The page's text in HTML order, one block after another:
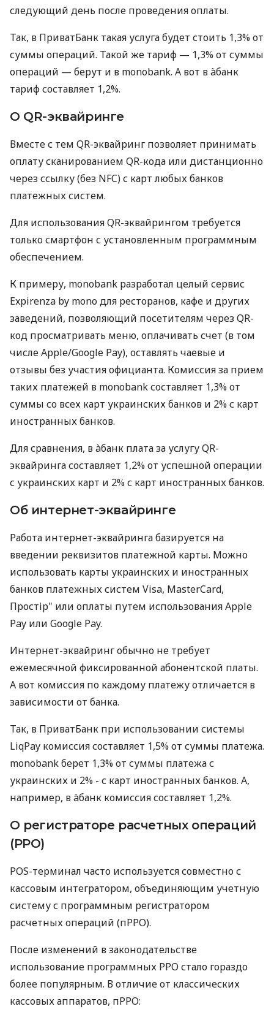
следующий день после проведения оплаты.
Так, в ПриватБанк такая услуга будет стоить 1,3% от
суммы операций. Такой же тариф — 1,3% от суммы
операций — берут и в monobank. А вот в àбанк
тариф составляет 1,2%.
О QR-эквайринге
Вместе с тем QR-эквайринг позволяет принимать
оплату сканированием QR-кода или дистанционно
через ссылку (без NFC) с карт любых банков
платежных систем.
Для использования QR-эквайрингом требуется
только смартфон с установленным программным
обеспечением.
К примеру, monobank разработал целый сервис
Expirenza by mono для ресторанов, кафе и других
заведений, позволяющий посетителям через QR-
код просматривать меню, оплачивать счет (в том
числе Apple/Google Pay), оставлять чаевые и
отзывы без участия официанта. Комиссия за прием
таких платежей в monobank составляет 1,3% от
суммы со всех карт украинских банков и 2% с карт
иностранных банков.
Для сравнения, в àбанк плата за услугу QR-
эквайринга составляет 1,2% от успешной операции
с украинских карт и 2% с карт иностранных банков.
Об интернет-эквайринге
Работа интернет-эквайринга базируется на
введении реквизитов платежной карты. Можно
использовать карты украинских и иностранных
банков платежных систем Visa, MasterCard,
Простір" или оплаты путем использования Apple
Pay или Google Pay.
Интернет-эквайринг обычно не требует
ежемесячной фиксированной абонентской платы.
А вот комиссия по каждому платежу отличается в
зависимости от банка.
Так, в ПриватБанк при использовании системы
LiqPay комиссия составляет 1,5% от суммы платежа.
monobank берет 1,3% от суммы платежа с
украинских и 2% - с карт иностранных банков. А,
например, в àбанк комиссия составляет 1,2%.
О регистраторе расчетных операций
(РРО)
POS-терминал часто используется совместно с
кассовым интегратором, объединяющим учетную
систему с программным регистратором
расчетных операций (пРРО).
После изменений в законодательстве
использование программных РРО стало гораздо
более популярным. В отличие от классических
кассовых аппаратов, пРРО: